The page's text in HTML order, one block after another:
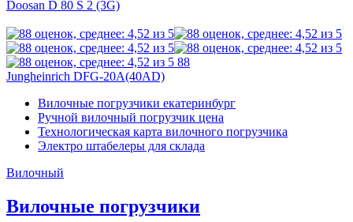
Doosan D 80 S 2 (3G)
88
Jungheinrich DFG-20A(40AD)
Вилочные погрузчики екатеринбург
Ручной вилочный погрузчик цена
Технологическая карта вилочного погрузчика
Электро штабелеры для склада
Вилочный
Вилочные погрузчики